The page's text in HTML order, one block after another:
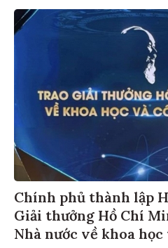
Chính phủ thành lập
Giải thưởng Hồ Chí
Nhà nước về khoa